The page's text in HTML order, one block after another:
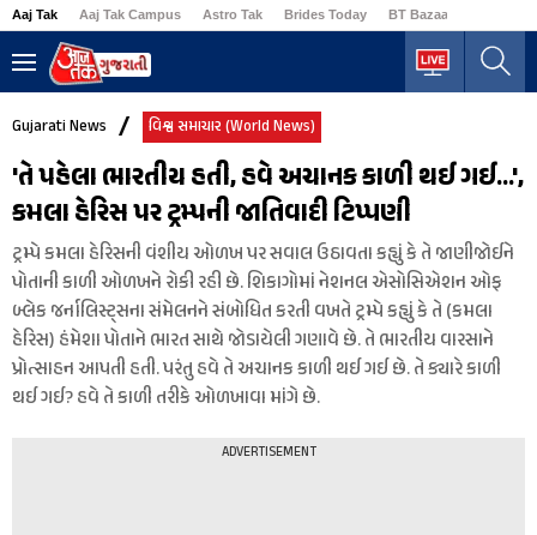
Aaj Tak Aaj Tak Campus Astro Tak Brides Today BT Bazaar
Gujarati News વિશ્વ સમાચાર (World News)
'તે પહેલા ભારતીય હતી, હવે અચાનક કાળી થઈ ગઈ...',
કમલા હેરિસ પર ટ્રમ્પની જાતિવાદી ટિપ્પણી
ટ્રમ્પે કમલા હેરિસની વંશીય ઓળખ પર સવાલ ઉઠાવતા કહ્યું કે તે જાણીજોઈને
પોતાની કાળી ઓળખને રોકી રહી છે. શિકાગોમાં નેશનલ એસોસિએશન ઓફ
બ્લેક જર્નાલિસ્ટ્સના સંમેલનને સંબોધિત કરતી વખતે ટ્રમ્પે કહ્યું કે તે (કમલા
હેરિસ) હંમેશા પોતાને ભારત સાથે જોડાયેલી ગણાવે છે. તે ભારતીય વારસાને
પ્રોત્સાહન આપતી હતી. પરંતુ હવે તે અચાનક કાળી થઈ ગઈ છે. તે ક્યારે કાળી
થઈ ગઈ? હવે તે કાળી તરીકે ઓળખાવા માંગે છે.
ADVERTISEMENT